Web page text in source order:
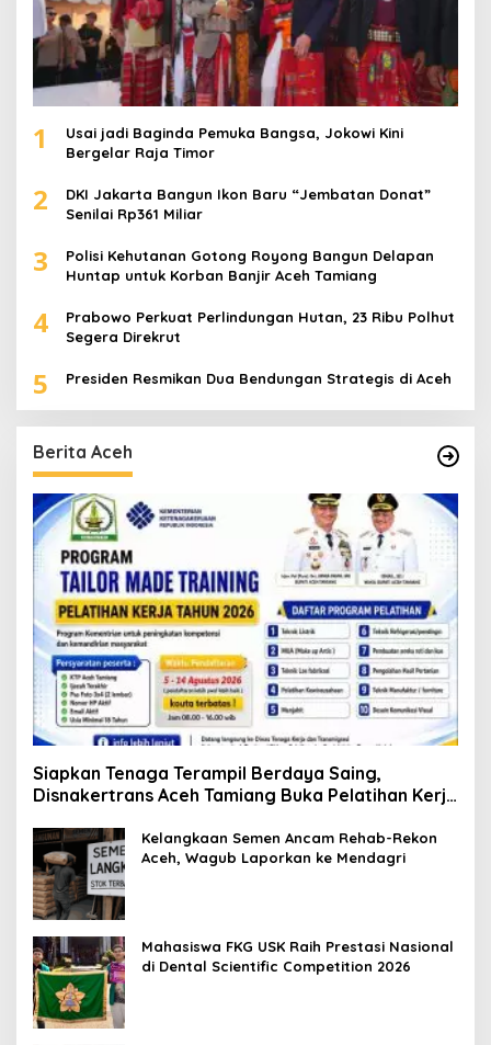
1
Usai jadi Baginda Pemuka Bangsa, Jokowi Kini
Bergelar Raja Timor
2
DKI Jakarta Bangun Ikon Baru “Jembatan Donat”
Senilai Rp361 Miliar
3
Polisi Kehutanan Gotong Royong Bangun Delapan
Huntap untuk Korban Banjir Aceh Tamiang
4
Prabowo Perkuat Perlindungan Hutan, 23 Ribu Polhut
Segera Direkrut
5 Presiden Resmikan Dua Bendungan Strategis di Aceh
Berita Aceh
Siapkan Tenaga Terampil Berdaya Saing,
Disnakertrans Aceh Tamiang Buka Pelatihan Kerja
Kelangkaan Semen Ancam Rehab-Rekon
Aceh, Wagub Laporkan ke Mendagri
Mahasiswa FKG USK Raih Prestasi Nasional
di Dental Scientific Competition 2026